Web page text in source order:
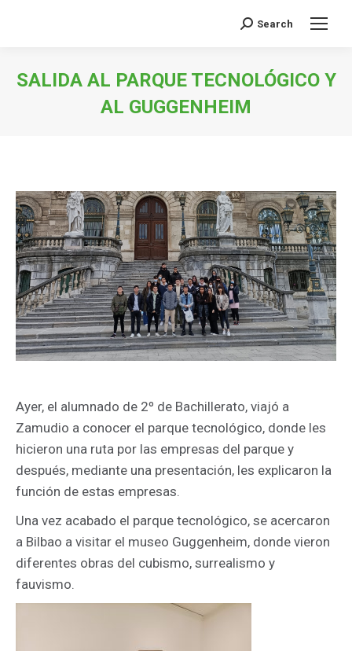
Buscar:
Search
SALIDA AL PARQUE TECNOLÓGICO Y
AL GUGGENHEIM
Ayer, el alumnado de 2º de Bachillerato, viajó a
Zamudio a conocer el parque tecnológico, donde les
hicieron una ruta por las empresas del parque y
después, mediante una presentación, les explicaron la
función de estas empresas.
Una vez acabado el parque tecnológico, se acercaron
a Bilbao a visitar el museo Guggenheim, donde vieron
diferentes obras del cubismo, surrealismo y
fauvismo.